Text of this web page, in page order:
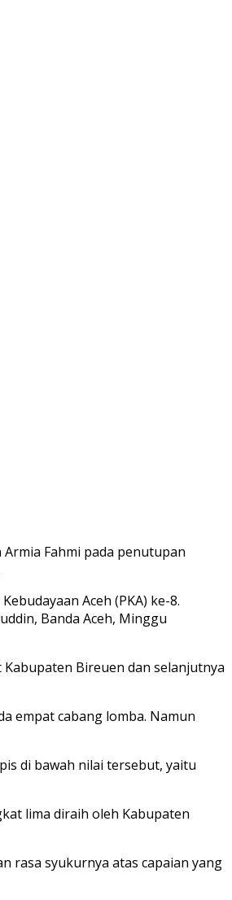
Fahmi pada penutupan
Aceh (PKA) ke-8.
Banda Aceh, Minggu
Bireuen dan selanjutnya
empat cabang lomba. Namun
di bawah nilai tersebut, yaitu
lima diraih oleh Kabupaten
rasa syukurnya atas capaian yang